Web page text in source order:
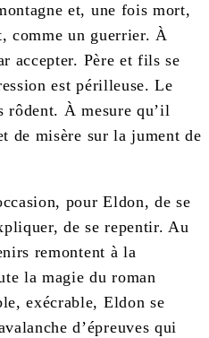
et, une fois mort,
comme un guerrier. À
accepter. Père et fils se
est périlleuse. Le
À mesure qu’il
de misère sur la jument de
pour Eldon, de se
de se repentir. Au
remontent à la
la magie du roman
exécrable, Eldon se
d’épreuves qui